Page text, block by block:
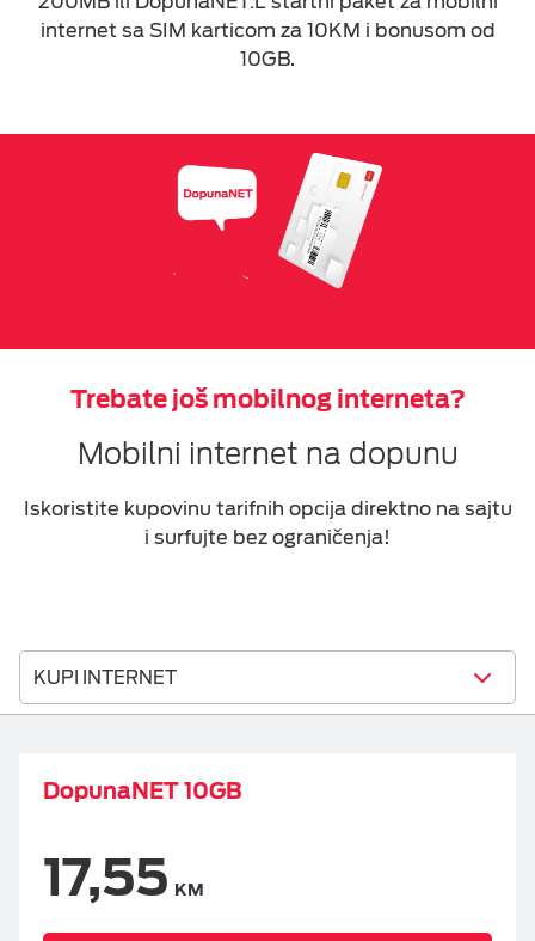
Roming informacije
OSTALE USLUGE
ESIM TRAVEL & TURIST
internet sa SIM karticom za 10KM i bonusom od
10GB.
Trebate još mobilnog interneta?
Mobilni internet na dopunu
Iskoristite kupovinu tarifnih opcija direktno na sajtu
i surfujte bez ograničenja!
KUPI INTERNET
DopunaNET 10GB
17,55 KM